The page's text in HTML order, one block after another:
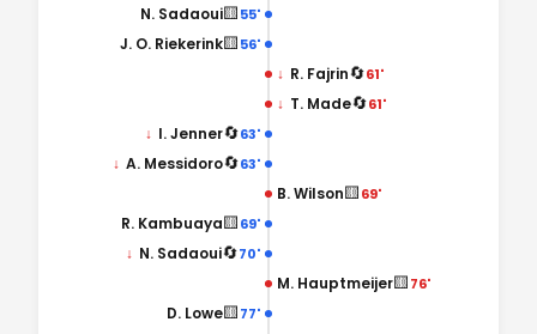
55'
🟨
N. Sadaoui
56'
🟨
J. O. Riekerink
↓ R. Fajrin🔄61'
↓ T. Made🔄61'
63'
🔄
↓ I. Jenner
63'
🔄
↓ A. Messidoro
B. Wilson🟨69'
69'
🟨
R. Kambuaya
70'
🔄
↓ N. Sadaoui
M. Hauptmeijer🟨76'
77'
🟨
D. Lowe